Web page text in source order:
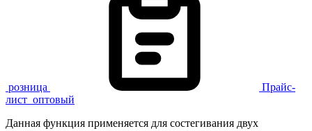
розница
Прайс-
лист оптовый
Данная функция применяется для состегивания двух